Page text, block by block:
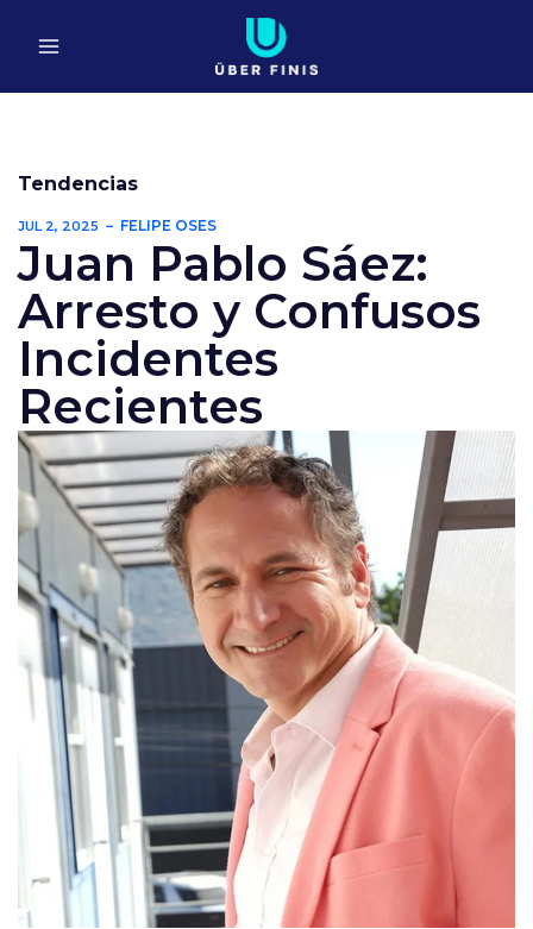
Tendencias
JUL 2, 2025 FELIPE OSES
Juan Pablo Sáez:
Arresto y Confusos
Incidentes
Recientes